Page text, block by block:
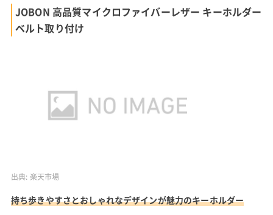
JOBON 高品質マイクロファイバーレザー キーホルダー
ベルト取り付け
出典: 楽天市場
持ち歩きやすさとおしゃれなデザインが魅力のキーホルダー